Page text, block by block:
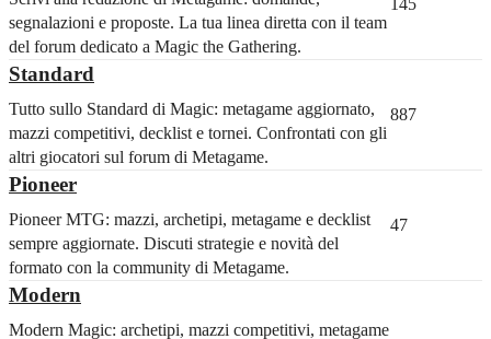
segnalazioni e proposte. La tua linea diretta con il team
del forum dedicato a Magic the Gathering.
145
Standard
Tutto sullo Standard di Magic: metagame aggiornato,
mazzi competitivi, decklist e tornei. Confrontati con gli
altri giocatori sul forum di Metagame.
887
Pioneer
Pioneer MTG: mazzi, archetipi, metagame e decklist
sempre aggiornate. Discuti strategie e novità del
formato con la community di Metagame.
47
Modern
Modern Magic: archetipi, mazzi competitivi, metagame